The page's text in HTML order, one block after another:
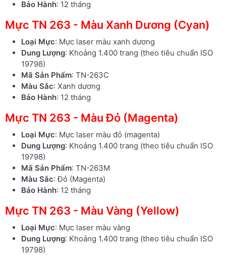
Bảo Hành: 12 tháng
Mực TN 263 - Màu Xanh Dương (Cyan)
Loại Mực: Mực laser màu xanh dương
Dung Lượng: Khoảng 1.400 trang (theo tiêu chuẩn ISO
19798)
Mã Sản Phẩm: TN-263C
Màu Sắc: Xanh dương
Bảo Hành: 12 tháng
Mực TN 263 - Màu Đỏ (Magenta)
Loại Mực: Mực laser màu đỏ (magenta)
Dung Lượng: Khoảng 1.400 trang (theo tiêu chuẩn ISO
19798)
Mã Sản Phẩm: TN-263M
Màu Sắc: Đỏ (Magenta)
Bảo Hành: 12 tháng
Mực TN 263 - Màu Vàng (Yellow)
Loại Mực: Mực laser màu vàng
Dung Lượng: Khoảng 1.400 trang (theo tiêu chuẩn ISO
19798)